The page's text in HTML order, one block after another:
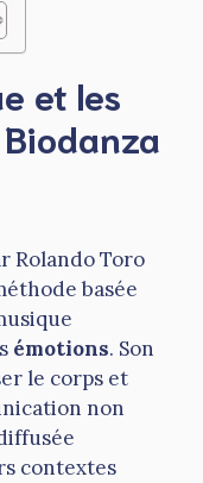
et les
Rolando Toro
basée
émotions. Son
le corps et
non
contextes